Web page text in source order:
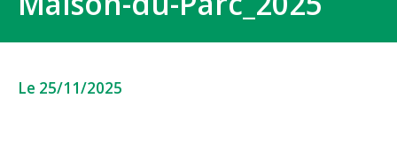
Le 25/11/2025